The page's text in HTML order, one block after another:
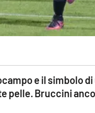
e il simbolo
Bruccini